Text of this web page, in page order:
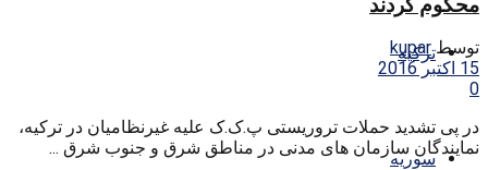
ترکیه
سوریه
توسط kupar
15 اکتبر 2016
0
در پی تشدید حملات تروریستی پ.ک.ک علیه غیرنظامیان در ترکیه،
نمایندگان سازمان های مدنی در مناطق شرق و جنوب شرق ...